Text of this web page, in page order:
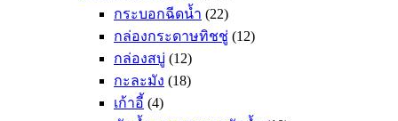
กระบอกฉีดน้ำ (22)
กล่องกระดาษทิชชู่ (12)
กล่องสบู่ (12)
กะละมัง (18)
เก้าอี้ (4)